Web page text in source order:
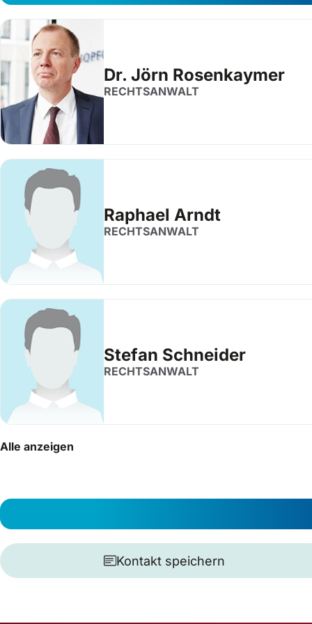
Dr. Jörn Rosenkaymer
RECHTSANWALT
Raphael Arndt
RECHTSANWALT
Stefan Schneider
RECHTSANWALT
Alle anzeigen
Kontakt speichern